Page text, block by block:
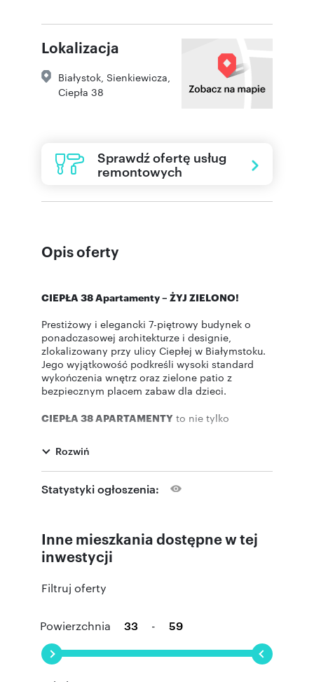
Lokalizacja
Białystok Sienkiewicza
Ciepła 38
Sprawdź ofertę usług
remontowych
Opis oferty
CIEPŁA 38 Apartamenty – ŻYJ ZIELONO!
Prestiżowy i elegancki 7-piętrowy budynek o
ponadczasowej architekturze i designie,
zlokalizowany przy ulicy Ciepłej w Białymstoku.
Jego wyjątkowość podkreśli wysoki standard
wykończenia wnętrz oraz zielone patio z
bezpiecznym placem zabaw dla dzieci.
CIEPŁA 38 APARTAMENTY to nie tylko
w mieście, troszcząca się o środowisko
inwestycja z naturalnym zielonym dachem,
wyposażona w ekologiczne instalacje
fotowoltaiczne na dachu budynku.
- 7 piętrowy budynek
- Dwu poziomowy garaż z miejscami
samochodów elektrycznych
- Zielony patio z bezpiecznym placem zabaw dla
dzieci
- Dach pokryty roślinnością
Rozwiń
Statystyki ogłoszenia:
Inne mieszkania dostępne w tej
inwestycji
Filtruj oferty
Powierzchnia -